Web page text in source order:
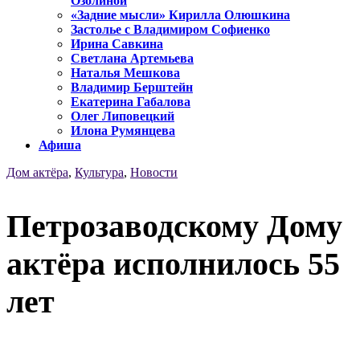
«Задние мысли» Кирилла Олюшкина
Застолье с Владимиром Софиенко
Ирина Савкина
Светлана Артемьева
Наталья Мешкова
Владимир Берштейн
Екатерина Габалова
Олег Липовецкий
Илона Румянцева
Афиша
Дом актёра, Культура, Новости
Петрозаводскому Дому
актёра исполнилось 55
лет